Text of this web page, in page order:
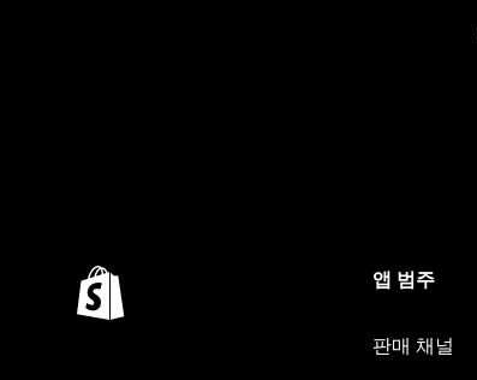
앱 범주
판매 채널